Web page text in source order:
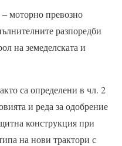
моторно превозно
разпоредби
на земеделската и
са определени в чл. 2
и реда за одобрение
конструкция при
на нови трактори с